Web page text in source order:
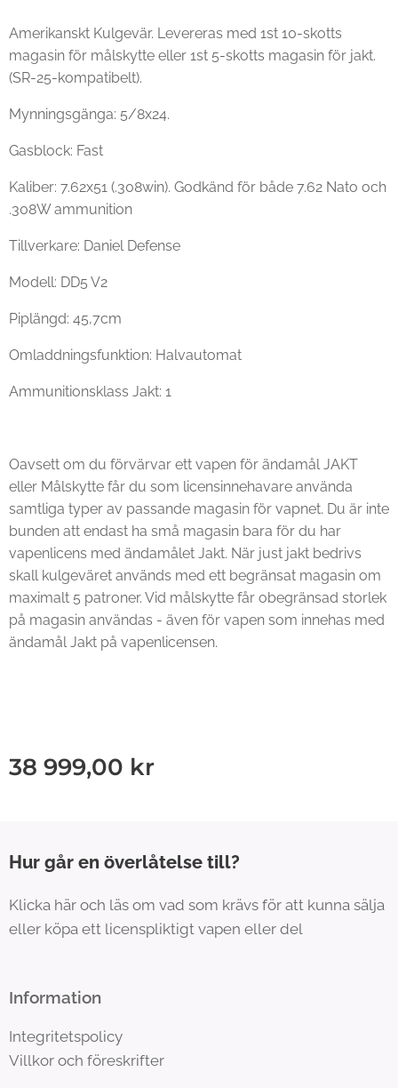
Amerikanskt Kulgevär. Levereras med 1st 10-skotts
magasin för målskytte eller 1st 5-skotts magasin för jakt.
(SR-25-kompatibelt).
Mynningsgänga: 5/8x24.
Gasblock: Fast
Kaliber: 7.62x51 (.308win). Godkänd för både 7.62 Nato och
.308W ammunition
Tillverkare: Daniel Defense
Modell: DD5 V2
Piplängd: 45,7cm
Omladdningsfunktion: Halvautomat
Ammunitionsklass Jakt: 1
Oavsett om du förvärvar ett vapen för ändamål JAKT
eller Målskytte får du som licensinnehavare använda
samtliga typer av passande magasin för vapnet. Du är inte
bunden att endast ha små magasin bara för du har
vapenlicens med ändamålet Jakt. När just jakt bedrivs
skall kulgeväret används med ett begränsat magasin om
maximalt 5 patroner. Vid målskytte får obegränsad storlek
på magasin användas - även för vapen som innehas med
ändamål Jakt på vapenlicensen.
38 999,00 kr
Hur går en överlåtelse till?
Klicka här och läs om vad som krävs för att kunna sälja
eller köpa ett licenspliktigt vapen eller del
Information
Integritetspolicy
Villkor och föreskrifter